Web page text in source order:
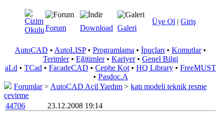
Üye Ol | Giriş
Forum Download Galeri
AutoCAD • AutoLISP• Programlama • İpuçları • Komutlar•
Terimler• Eğitimler• Kariyer• Genel Bilgi
aLd • TCad • FacadeCAD • Cephe Kot • HQ Library • FreeMUST
• Pasdoc.A
Forumlar> AutoCAD Acil Yardım > katı modeli teknik resme
çevirme
44706
23.12.2008 19:14